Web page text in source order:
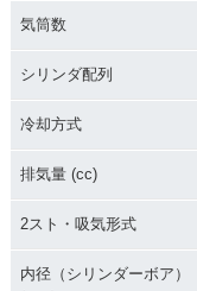
ラーチェンジ
イナーチェンジ
気筒数
シリンダ配列
冷却方式
排気量 (cc)
2スト・吸気形式
内径（シリンダーボア）